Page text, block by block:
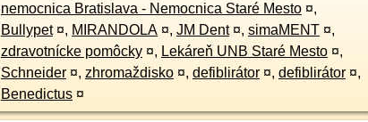
nemocnica Bratislava - Nemocnica Staré Mesto ¤,
Bullypet ¤, MIRANDOLA ¤, JM Dent ¤, simaMENT ¤,
zdravotnícke pomôcky ¤, Lekáreň UNB Staré Mesto ¤,
Schneider ¤, zhromaždisko ¤, defiblirátor ¤, defiblirátor ¤,
Benedictus ¤